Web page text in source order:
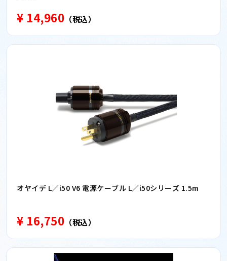
¥ 14,960 （税込）
オヤイデ L／i50 V6 電源ケーブル L／i50シリーズ 1.5m
¥ 16,750 （税込）